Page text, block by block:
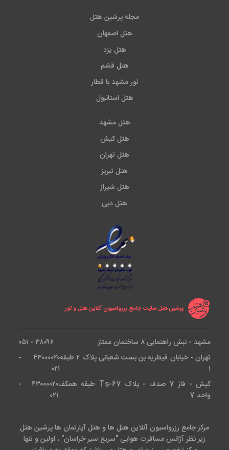
مجله پرشین هتل
هتل اصفهان
هتل یزد
هتل قشم
تور مشهد با قطار
هتل استانبول
هتل مشهد
هتل کیش
هتل تهران
هتل تبریز
هتل شیراز
هتل دبی
پرشین هتل سایت جامع رزرواسیون آنلاین هتل و تور
مشهد - نبش راهنمایی ۸ ساختمان ممتاز
۳۸۰۹۶ - ۰۵۱
تهران - خیابان قیطریه بن بست شعبانی پلاک ۲ طبقه
۱
۴۳۰۰۰۰۲۰ -
۰۲۱
کیش - فاز 7 صدف - پلاک Ts-67 طبقه همکف
واحد 7
۴۳۰۰۰۰۲۰ -
۰۲۱
مرکز جامع رزرواسیون آنلاین هتل ها و هتل آپارتمان ها پرشین هتل
زیر نظر آژانس مسافرت هوایی "سریع سیر خراسان" ، اولین و تنها